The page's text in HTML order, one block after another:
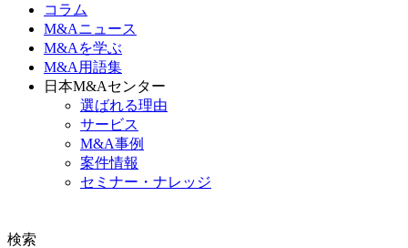
コラム
M&Aニュース
M&Aを学ぶ
M&A用語集
日本M&Aセンター
選ばれる理由
サービス
M&A事例
案件情報
セミナー・ナレッジ
検索